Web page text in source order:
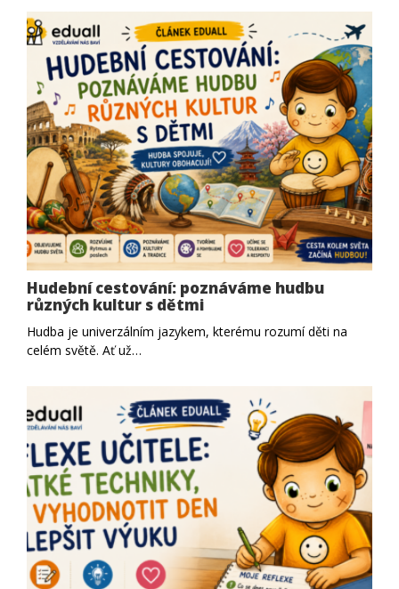
Hudební cestování: poznáváme hudbu
různých kultur s dětmi
Hudba je univerzálním jazykem, kterému rozumí děti na
celém světě. Ať už…